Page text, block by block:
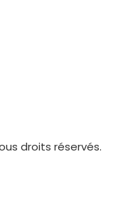
droits réservés.